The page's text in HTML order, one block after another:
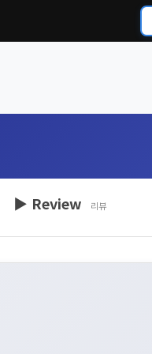
▶ Review 리뷰